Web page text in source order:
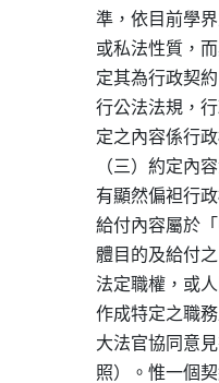
準，依目
或私法性
定其為行
行公法法
定之內容
（三）約
有顯然偏
給付內容
體目的及
法定職權
作成特定
大法官協
照）。惟